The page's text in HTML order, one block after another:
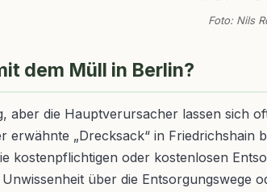
Foto: Nils
dem Müll in Berlin?
aber die Hauptverursacher lassen sich
„Drecksack“ in
kostenpflichtigen oder kostenlosen
über die